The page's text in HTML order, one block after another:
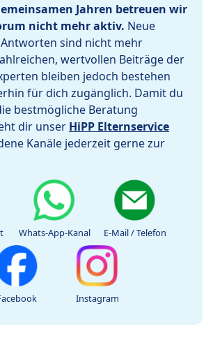
Jahren betreuen wir
nicht mehr aktiv. Neue
sind nicht mehr
wertvollen Beiträge der
bleiben jedoch bestehen
für dich zugänglich. Damit du
bestmögliche Beratung
dir unser HiPP Elternservice
Kanäle jederzeit gerne zur
Whats-App-Kanal E-Mail / Telefon
Instagram